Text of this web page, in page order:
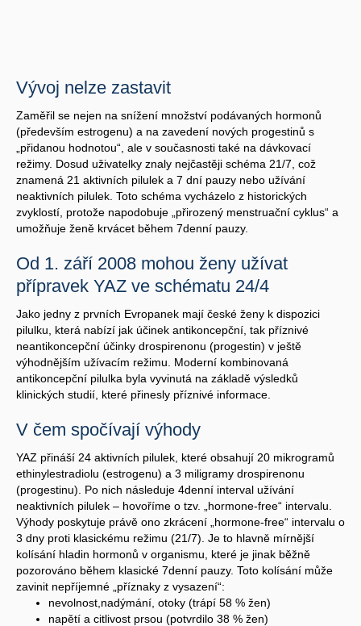
Vývoj nelze zastavit
Zaměřil se nejen na snížení množství podávaných hormonů
(především estrogenu) a na zavedení nových progestinů s
„přidanou hodnotou“, ale v současnosti také na dávkovací
režimy. Dosud uživatelky znaly nejčastěji schéma 21/7, což
znamená 21 aktivních pilulek a 7 dní pauzy nebo užívání
neaktivních pilulek. Toto schéma vycházelo z historických
zvyklostí, protože napodobuje „přirozený menstruační cyklus“ a
umožňuje ženě krvácet během 7denní pauzy.
Od 1. září 2008 mohou ženy užívat
přípravek YAZ ve schématu 24/4
Jako jedny z prvních Evropanek mají české ženy k dispozici
pilulku, která nabízí jak účinek antikoncepční, tak příznivé
neantikoncepční účinky drospirenonu (progestin) v ještě
výhodnějším užívacím režimu. Moderní kombinovaná
antikoncepční pilulka byla vyvinutá na základě výsledků
klinických studií, které přinesly příznivé informace.
V čem spočívají výhody
YAZ přináší 24 aktivních pilulek, které obsahují 20 mikrogramů
ethinylestradiolu (estrogenu) a 3 miligramy drospirenonu
(progestinu). Po nich následuje 4denní interval užívání
neaktivních pilulek – hovoříme o tzv. „hormone-free“ intervalu.
Výhody poskytuje právě ono zkrácení „hormone-free“ intervalu o
3 dny proti klasickému režimu (21/7). Je to hlavně mírnější
kolísání hladin hormonů v organismu, které je jinak běžně
pozorováno během klasické 7denní pauzy. Toto kolísání může
zavinit nepříjemné „příznaky z vysazení“:
nevolnost,nadýmání, otoky (trápí 58 % žen)
napětí a citlivost prsou (potvrdilo 38 % žen)